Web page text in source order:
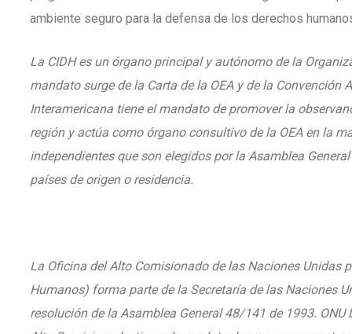
ambiente seguro para la defensa de los derechos
La CIDH es un órgano principal y autónomo de la
mandato surge de la Carta de la OEA y de la
Interamericana tiene el mandato de promover la
región y actúa como órgano consultivo de la OEA en la
independientes que son elegidos por la Asamblea
países de origen o residencia.
La Oficina del Alto Comisionado de las Naciones Unidas
Humanos) forma parte de la Secretaría de las Naciones
resolución de la Asamblea General 48/141 de 1993.